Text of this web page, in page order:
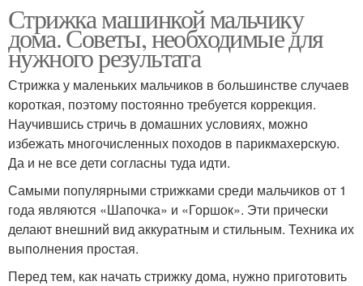
Стрижка машинкой мальчику
дома. Советы, необходимые для
нужного результата
Стрижка у маленьких мальчиков в большинстве случаев
короткая, поэтому постоянно требуется коррекция.
Научившись стричь в домашних условиях, можно
избежать многочисленных походов в парикмахерскую.
Да и не все дети согласны туда идти.
Самыми популярными стрижками среди мальчиков от 1
года являются «Шапочка» и «Горшок». Эти прически
делают внешний вид аккуратным и стильным. Техника их
выполнения простая.
Перед тем, как начать стрижку дома, нужно приготовить